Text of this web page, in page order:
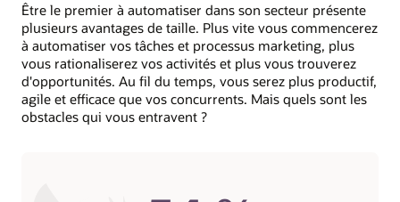
Être le premier à automatiser dans son secteur présente
plusieurs avantages de taille. Plus vite vous commencerez
à automatiser vos tâches et processus marketing, plus
vous rationaliserez vos activités et plus vous trouverez
d'opportunités. Au fil du temps, vous serez plus productif,
agile et efficace que vos concurrents. Mais quels sont les
obstacles qui vous entravent ?